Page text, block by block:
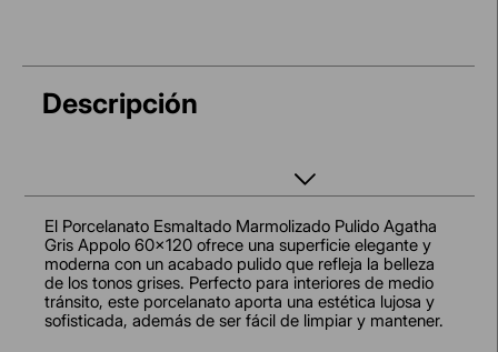
Descripción
El Porcelanato Esmaltado Marmolizado Pulido Agatha
Gris Appolo 60x120 ofrece una superficie elegante y
moderna con un acabado pulido que refleja la belleza
de los tonos grises. Perfecto para interiores de medio
tránsito, este porcelanato aporta una estética lujosa y
sofisticada, además de ser fácil de limpiar y mantener.